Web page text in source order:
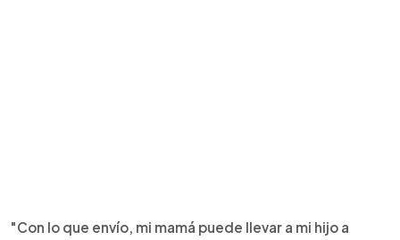
"Con lo que envío, mi mamá puede llevar a mi hijo a